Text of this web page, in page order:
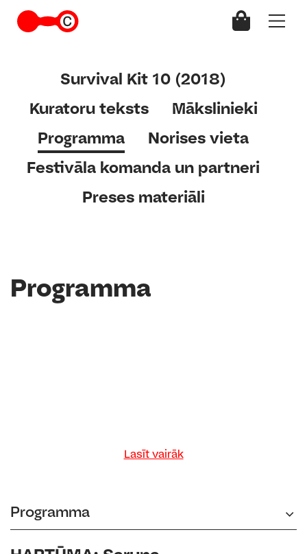
Survival Kit 10 (2018)
Kuratoru teksts
Mākslinieki
Programma
Norises vieta
Festivāla komanda un partneri
Preses materiāli
Programma
Lasīt vairāk
Programma